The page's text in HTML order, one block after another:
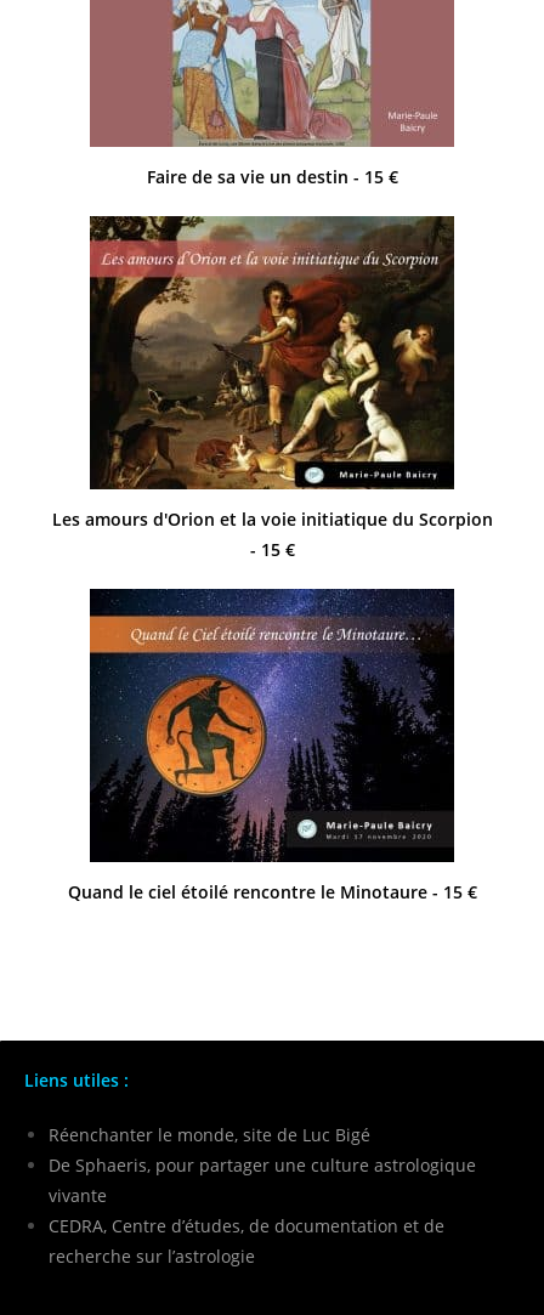
Faire de sa vie un destin - 15 €
Les amours d'Orion et la voie initiatique du Scorpion
- 15 €
Quand le ciel étoilé rencontre le Minotaure - 15 €
Liens utiles :
Réenchanter le monde, site de Luc Bigé
De Sphaeris, pour partager une culture astrologique
vivante
CEDRA, Centre d’études, de documentation et de
recherche sur l’astrologie